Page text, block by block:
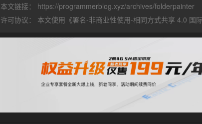
本文链接：
https://programmerblog.xyz/archives/folderpainter
许可协议：
本文使用《署名-非商业性使用-相同方式共享 4.0 国